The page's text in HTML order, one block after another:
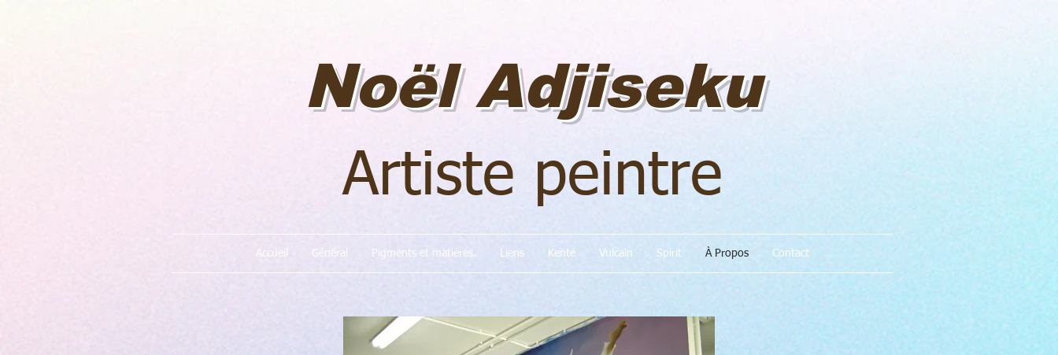
Noël Adjiseku
Artiste peintre
Accueil Général Pigments et matières. Liens Kenté Vulcain Spirit À Propos Contact